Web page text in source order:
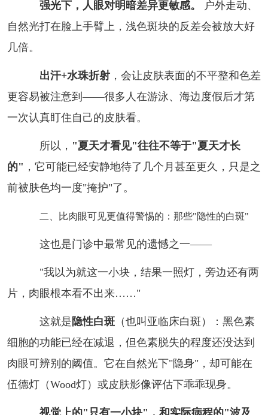
强光下，人眼对明暗差异更敏感。
户外走动、
自然光打在脸上手臂上，浅色斑块的反差会被放大好
几倍。
出汗+水珠折射，会让皮肤表面的不平整和色差
更容易被注意到——很多人在游泳、海边度假后才第
一次认真盯住自己的皮肤看。
所以， "夏天才看见"往往不等于"夏天才长
的" ，它可能已经安静地待了几个月甚至更久，只是之
前被肤色均一度"掩护"了。
二、比肉眼可见更值得警惕的：那些"隐性的白斑"
这也是门诊中最常见的遗憾之一——
"我以为就这一小块，结果一照灯，旁边还有两
片，肉眼根本看不出来……"
这就是隐性白斑（也叫亚临床白斑）：黑色素
细胞的功能已经在减退，但色素脱失的程度还没达到
肉眼可辨别的阈值。它在自然光下"隐身"，却可能在
伍德灯（Wood灯）或皮肤影像评估下乖乖现身。
视觉上的"只有一小块"，和实际病程的"波及